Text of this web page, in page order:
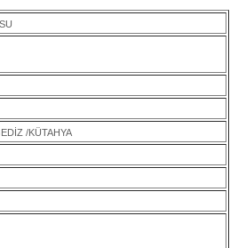
/KÜTAHYA